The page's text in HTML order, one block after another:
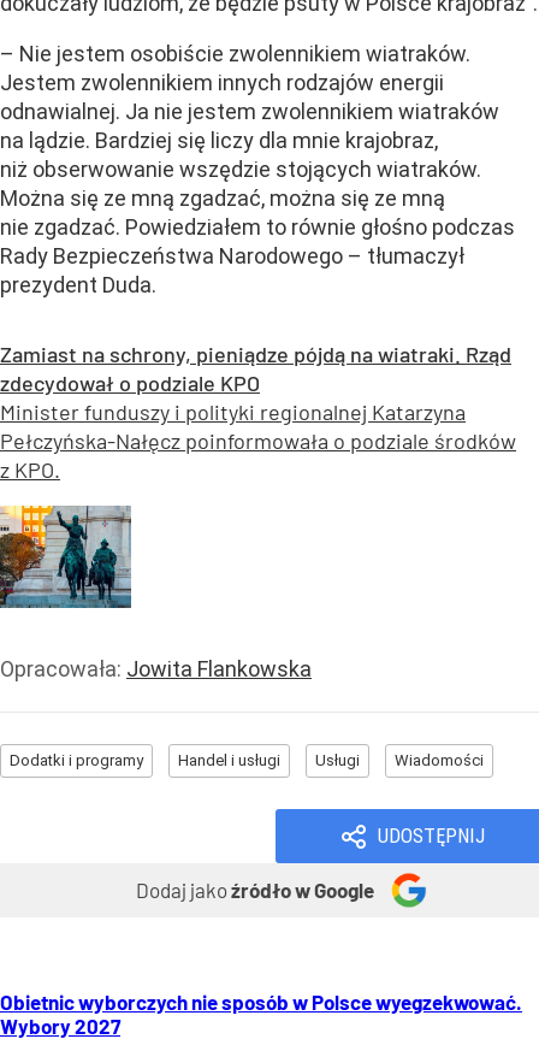
– Nie jestem osobiście zwolennikiem wiatraków.
Jestem zwolennikiem innych rodzajów energii
odnawialnej. Ja nie jestem zwolennikiem wiatraków
na lądzie. Bardziej się liczy dla mnie krajobraz,
niż obserwowanie wszędzie stojących wiatraków.
Można się ze mną zgadzać, można się ze mną
nie zgadzać. Powiedziałem to równie głośno podczas
Rady Bezpieczeństwa Narodowego – tłumaczył
prezydent Duda.
Zamiast na schrony, pieniądze pójdą na wiatraki. Rząd
zdecydował o podziale KPO
Minister funduszy i polityki regionalnej Katarzyna
Pełczyńska-Nałęcz poinformowała o podziale środków
z KPO.
Opracowała: Jowita Flankowska
Dodatki i programy Handel i usługi Usługi Wiadomości
UDOSTĘPNIJ
Dodaj jakoźródło w Google
Obietnic wyborczych nie sposób w Polsce wyegzekwować.
Wybory 2027